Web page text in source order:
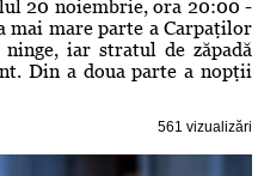
20 noiembrie, ora 20:00 -
mai mare parte a Carpaţilor
iar stratul de zăpadă
Din a doua parte a nopţii
561 vizualizări